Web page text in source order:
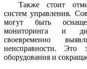
Также стоит
систем управления.
могут быть
мониторинга и
своевременно
неисправности. Это
оборудования и